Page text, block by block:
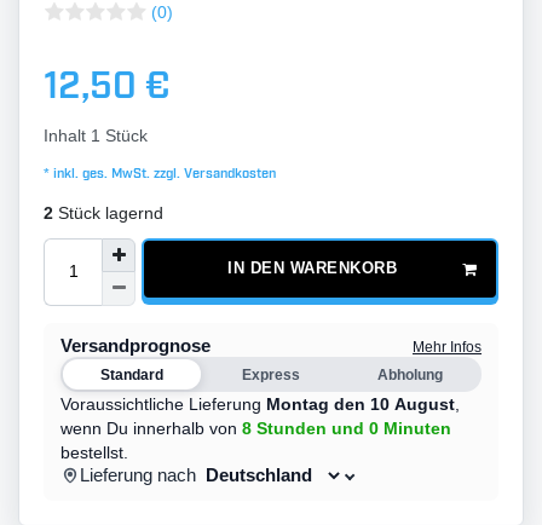
(0)
12,50 €
Inhalt 1 Stück
* inkl. ges. MwSt. zzgl. Versandkosten
2 Stück lagernd
IN DEN WARENKORB
Versandprognose
Mehr Infos
Standard
Express Abholung
Voraussichtliche Lieferung Montag den 10 August
wenn Du innerhalb von 8 Stunden und 0 Minuten
bestellst.
Lieferung nach